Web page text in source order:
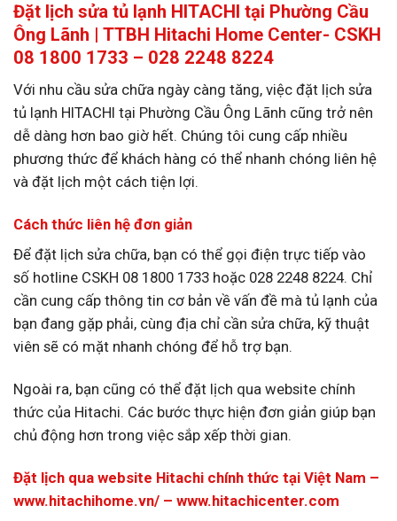
Đặt lịch sửa tủ lạnh HITACHI tại Phường Cầu
Ông Lãnh | TTBH Hitachi Home Center- CSKH
08 1800 1733 – 028 2248 8224
Với nhu cầu sửa chữa ngày càng tăng, việc đặt lịch sửa
tủ lạnh HITACHI tại Phường Cầu Ông Lãnh cũng trở nên
dễ dàng hơn bao giờ hết. Chúng tôi cung cấp nhiều
phương thức để khách hàng có thể nhanh chóng liên hệ
và đặt lịch một cách tiện lợi.
Cách thức liên hệ đơn giản
Để đặt lịch sửa chữa, bạn có thể gọi điện trực tiếp vào
số hotline CSKH 08 1800 1733 hoặc 028 2248 8224. Chỉ
cần cung cấp thông tin cơ bản về vấn đề mà tủ lạnh của
bạn đang gặp phải, cùng địa chỉ cần sửa chữa, kỹ thuật
viên sẽ có mặt nhanh chóng để hỗ trợ bạn.
Ngoài ra, bạn cũng có thể đặt lịch qua website chính
thức của Hitachi. Các bước thực hiện đơn giản giúp bạn
chủ động hơn trong việc sắp xếp thời gian.
Đặt lịch qua website Hitachi chính thức tại Việt Nam –
www.hitachihome.vn/ – www.hitachicenter.com